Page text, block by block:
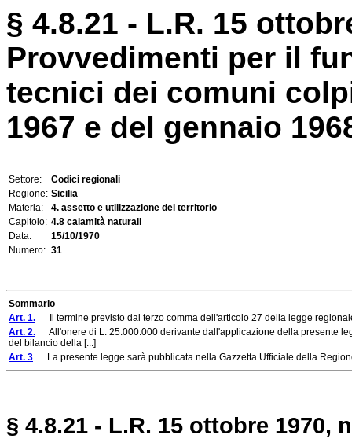
§ 4.8.21 - L.R. 15
Provvedimenti per il
tecnici dei comuni
1967 e del gennaio
Settore:
Codici regionali
Regione: Sicilia
Materia:
4. assetto e utilizzazione del territorio
Capitolo: 4.8 calamità naturali
Data:
15/10/1970
Numero: 31
Sommario
Art. 1. Il termine previsto dal terzo comma dell'articolo 27 della legge
Art. 2. All'onere di L. 25.000.000 derivante dall'applicazione della presente
del bilancio della [...]
Art. 3 La presente legge sarà pubblicata nella Gazzetta Ufficiale della
§ 4.8.21 - L.R. 15 ottobre 1970,